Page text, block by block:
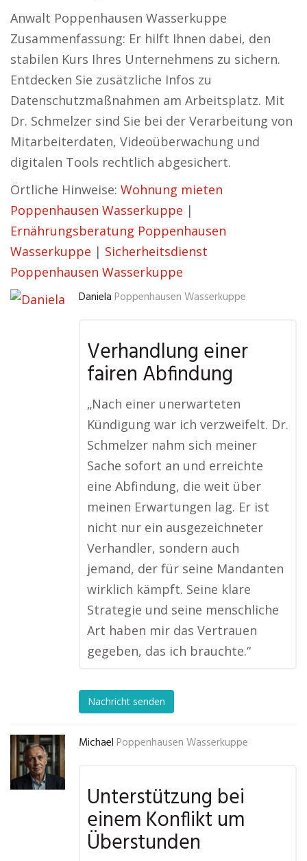
Anwalt Poppenhausen Wasserkuppe
Zusammenfassung: Er hilft Ihnen dabei, den
stabilen Kurs Ihres Unternehmens zu sichern.
Entdecken Sie zusätzliche Infos zu
Datenschutzmaßnahmen am Arbeitsplatz. Mit
Dr. Schmelzer sind Sie bei der Verarbeitung von
Mitarbeiterdaten, Videoüberwachung und
digitalen Tools rechtlich abgesichert.
Örtliche Hinweise: Wohnung mieten
Poppenhausen Wasserkuppe |
Ernährungsberatung Poppenhausen
Wasserkuppe | Sicherheitsdienst
Poppenhausen Wasserkuppe
Daniela Poppenhausen Wasserkuppe
Verhandlung einer
fairen Abfindung
„Nach einer unerwarteten
Kündigung war ich verzweifelt. Dr.
Schmelzer nahm sich meiner
Sache sofort an und erreichte
eine Abfindung, die weit über
meinen Erwartungen lag. Er ist
nicht nur ein ausgezeichneter
Verhandler, sondern auch
jemand, der für seine Mandanten
wirklich kämpft. Seine klare
Strategie und seine menschliche
Art haben mir das Vertrauen
gegeben, das ich brauchte.“
Nachricht senden
Michael Poppenhausen Wasserkuppe
Unterstützung bei
einem Konflikt um
Überstunden